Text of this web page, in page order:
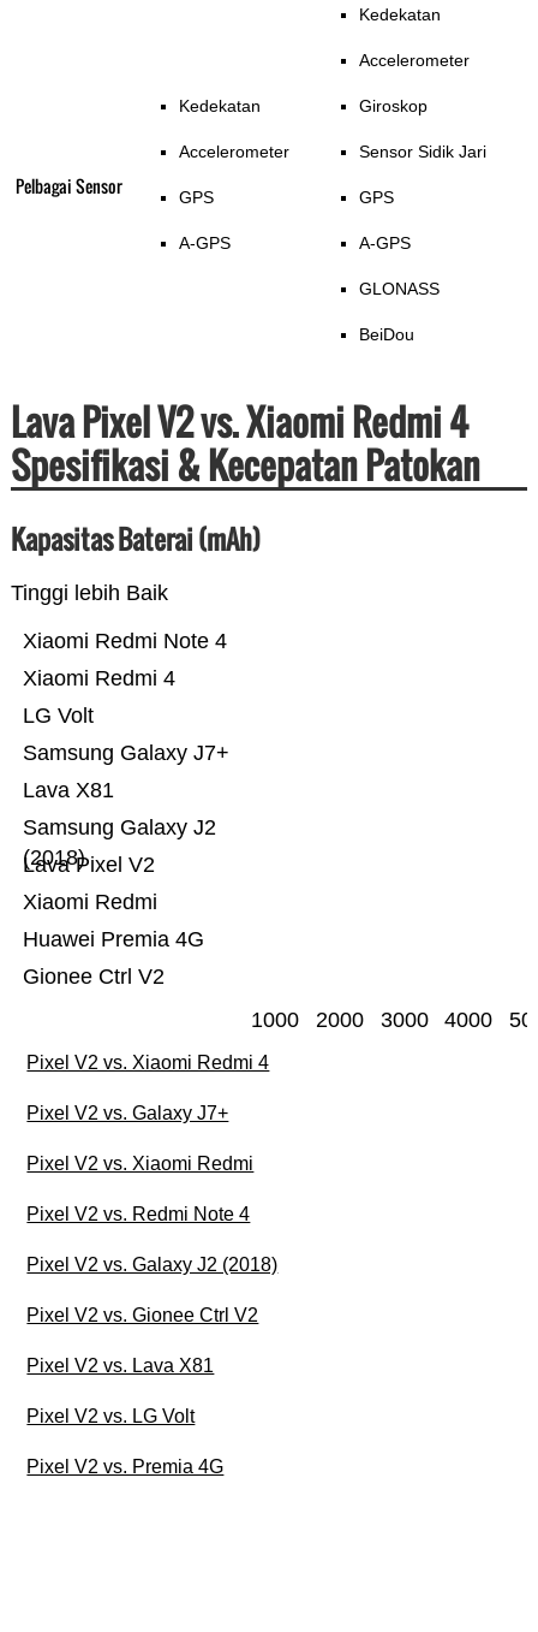
Pelbagai Sensor
Kedekatan
Accelerometer
GPS
A-GPS
Kedekatan
Accelerometer
Giroskop
Sensor Sidik Jari
GPS
A-GPS
GLONASS
BeiDou
Lava Pixel V2 vs. Xiaomi Redmi 4
Spesifikasi & Kecepatan Patokan
Kapasitas Baterai (mAh)
Tinggi lebih Baik
Gionee Ctrl V2
Huawei Premia 4G
Xiaomi Redmi
Lava Pixel V2
Samsung Galaxy J2
(2018)
Lava X81
Samsung Galaxy J7+
LG Volt
Xiaomi Redmi 4
Xiaomi Redmi Note 4
1000 2000 3000 4000
Pixel V2 vs. Xiaomi Redmi 4
Pixel V2 vs. Galaxy J7+
Pixel V2 vs. Xiaomi Redmi
Pixel V2 vs. Redmi Note 4
Pixel V2 vs. Galaxy J2 (2018)
Pixel V2 vs. Gionee Ctrl V2
Pixel V2 vs. Lava X81
Pixel V2 vs. LG Volt
Pixel V2 vs. Premia 4G